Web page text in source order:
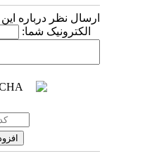
ارسال نظر درباره این
الکترونیک شما: